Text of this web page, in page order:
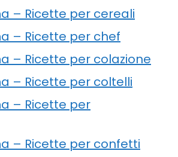
– Ricette per cereali
– Ricette per chef
– Ricette per colazione
– Ricette per coltelli
– Ricette per
– Ricette per confetti